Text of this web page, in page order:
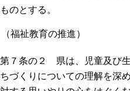
ものとする。
（福祉教育の推進）
第７条の２ 県は、児童及び
ちづくりについての理解を深